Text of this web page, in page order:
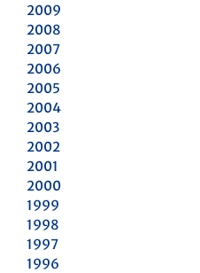
2009
2008
2007
2006
2005
2004
2003
2002
2001
2000
1999
1998
1997
1996